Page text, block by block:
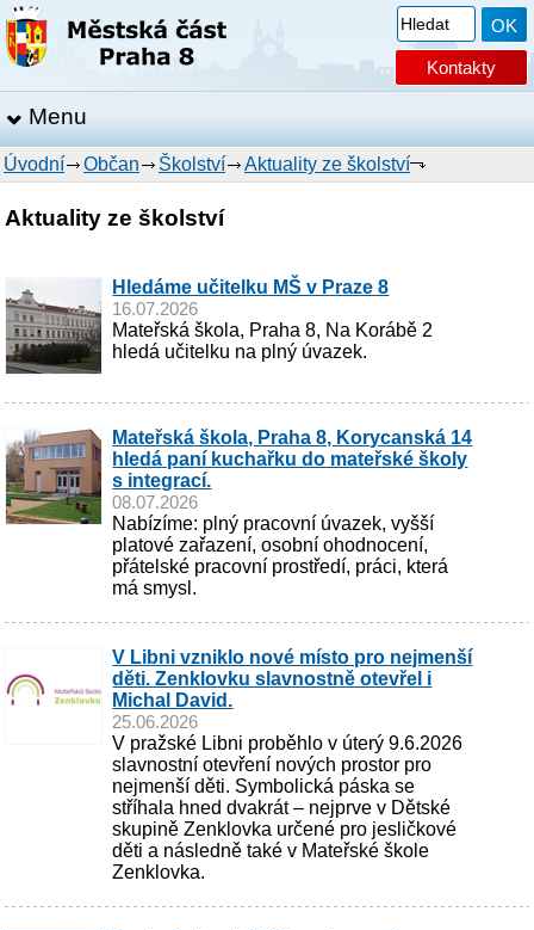
Kontakty
Menu
Úvodní Občan Školství Aktuality ze školství
Aktuality ze školství
Hledáme učitelku MŠ v Praze 8
16.07.2026
Mateřská škola, Praha 8, Na Korábě 2
hledá učitelku na plný úvazek.
Mateřská škola, Praha 8, Korycanská 14
hledá paní kuchařku do mateřské školy
s integrací.
08.07.2026
Nabízíme: plný pracovní úvazek, vyšší
platové zařazení, osobní ohodnocení,
přátelské pracovní prostředí, práci, která
má smysl.
V Libni vzniklo nové místo pro nejmenší
děti. Zenklovku slavnostně otevřel i
Michal David.
25.06.2026
V pražské Libni proběhlo v úterý 9.6.2026
slavnostní otevření nových prostor pro
nejmenší děti. Symbolická páska se
stříhala hned dvakrát – nejprve v Dětské
skupině Zenklovka určené pro jesličkové
děti a následně také v Mateřské škole
Zenklovka.